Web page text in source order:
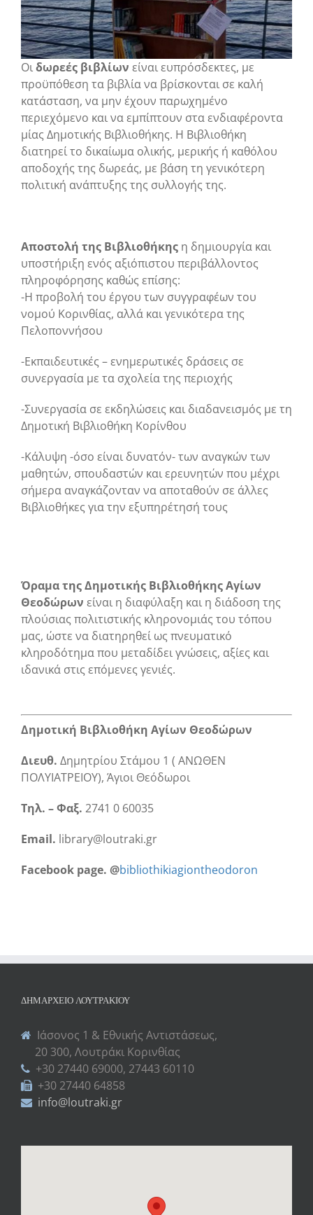
Οιδωρεές βιβλίων είναι ευπρόσδεκτες, με
προϋπόθεση τα βιβλία να βρίσκονται σε καλή
κατάσταση, να μην έχουν παρωχημένο
περιεχόμενο και να εμπίπτουν στα ενδιαφέροντα
μίας Δημοτικής Βιβλιοθήκης. Η Βιβλιοθήκη
διατηρεί το δικαίωμα ολικής, μερικής ή καθόλου
αποδοχής της δωρεάς, με βάση τη γενικότερη
πολιτική ανάπτυξης της συλλογής της.
Αποστολή της Βιβλιοθήκης η δημιουργία και
υποστήριξη ενός αξιόπιστου περιβάλλοντος
πληροφόρησης καθώς επίσης:
-Η προβολή του έργου των συγγραφέων του
νομού Κορινθίας, αλλά και γενικότερα της
Πελοποννήσου
-Εκπαιδευτικές – ενημερωτικές δράσεις σε
συνεργασία με τα σχολεία της περιοχής
-Συνεργασία σε εκδηλώσεις και διαδανεισμός με τη
Δημοτική Βιβλιοθήκη Κορίνθου
-Κάλυψη -όσο είναι δυνατόν- των αναγκών των
μαθητών, σπουδαστών και ερευνητών που μέχρι
σήμερα αναγκάζονταν να αποταθούν σε άλλες
Βιβλιοθήκες για την εξυπηρέτησή τους
Όραμα της Δημοτικής Βιβλιοθήκης Αγίων
Θεοδώρων είναι η διαφύλαξη και η διάδοση της
πλούσιας πολιτιστικής κληρονομιάς του τόπου
μας, ώστε να διατηρηθεί ως πνευματικό
κληροδότημα που μεταδίδει γνώσεις, αξίες και
ιδανικά στις επόμενες γενιές.
Δημοτική Βιβλιοθήκη Αγίων Θεοδώρων
Διευθ. Δημητρίου Στάμου 1 ( ΑΝΩΘΕΝ
ΠΟΛΥΙΑΤΡΕΙΟΥ), Άγιοι Θεόδωροι
Τηλ. – Φαξ. 2741 0 60035
Email. library@loutraki.gr
Facebook page. @bibliothikiagiontheodoron
ΔΗΜΑΡΧΕΊΟ ΛΟΥΤΡΑΚΊΟΥ
Ιάσονος 1 & Εθνικής Αντιστάσεως,
20 300, Λουτράκι Κορινθίας
+30 27440 69000, 27443 60110
+30 27440 64858
info@loutraki.gr